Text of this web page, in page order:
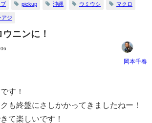
pickup 沖縄 ウミウシ マクロ
アジ
ニンに！
岡本千春
す！
も終盤にさしかかってきましたねー！
て楽しいです！